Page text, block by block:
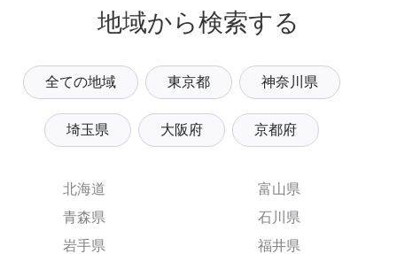
地域から検索する
全ての地域 東京都 神奈川県
埼玉県 大阪府 京都府
北海道
青森県
岩手県
富山県
石川県
福井県